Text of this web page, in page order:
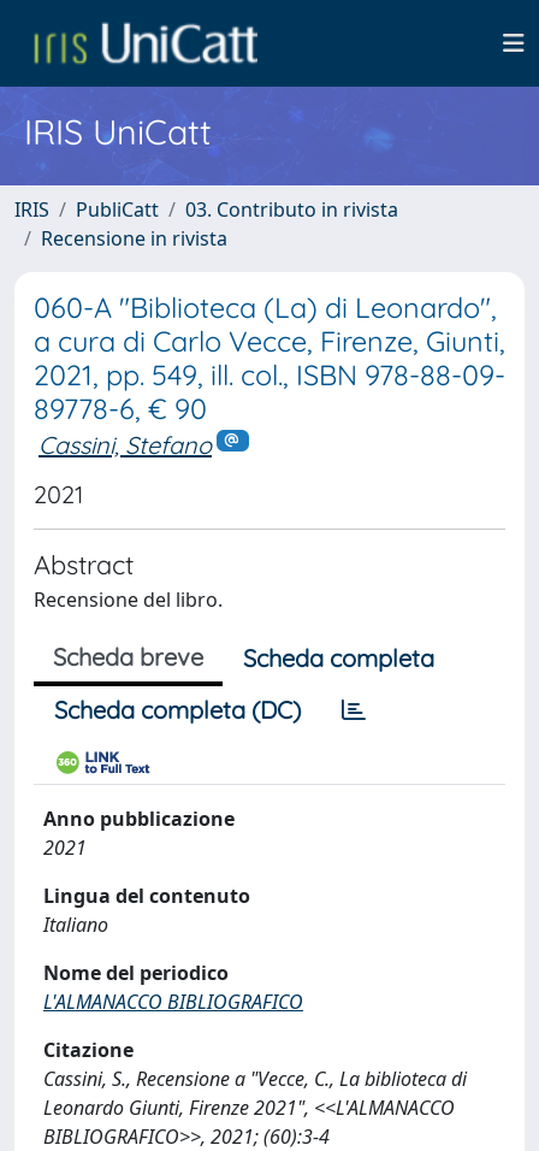
IRIS UniCatt
IRIS PubliCatt
03. Contributo in rivista
Recensione in rivista
060-A "Biblioteca (La) di Leonardo",
a cura di Carlo Vecce, Firenze, Giunti,
2021, pp. 549, ill. col., ISBN 978-88-09-
89778-6, € 90
Cassini, Stefano
2021
Abstract
Recensione del libro.
Scheda breve
Scheda completa
Scheda completa (DC)
Anno pubblicazione
2021
Lingua del contenuto
Italiano
Nome del periodico
L'ALMANACCO BIBLIOGRAFICO
Citazione
Cassini, S., Recensione a "Vecce, C., La biblioteca di
Leonardo Giunti, Firenze 2021", <<L'ALMANACCO
BIBLIOGRAFICO>>, 2021; (60):3-4